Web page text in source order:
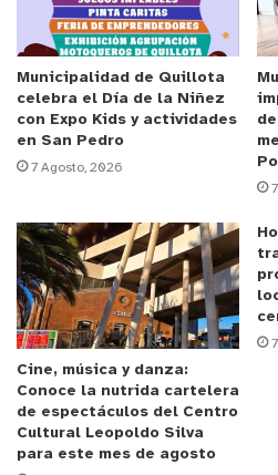
de la escuadra nacional
quienes tomaron el
parte de la primera mitad.
Sin embargo, en un
mucho roce, Damián
clara que se desvió al
42, tras un gran desborde
asistió a Maximiliano
marcador en los minutos
En la segunda mitad, las
las chances para marcar.
el encuentro para los
de esquina y tres
84.
Municipalidad de Quillota
celebra el Día de la Niñez
con Expo Kids y actividades
en San Pedro
7 Agosto, 2026
Cine, música y danza:
Conoce la nutrida cartelera
de espectáculos del Centro
Cultural Leopoldo Silva
para este mes de agosto